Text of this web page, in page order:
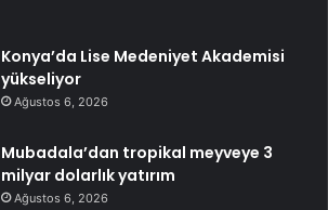
Konya’da Lise Medeniyet Akademisi
yükseliyor
Ağustos 6, 2026
Mubadala’dan tropikal meyveye 3
milyar dolarlık yatırım
Ağustos 6, 2026